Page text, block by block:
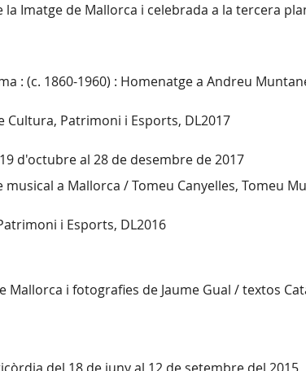
Imatge de Mallorca i celebrada a la tercera
: (c. 1860-1960) : Homenatge a Andreu
Cultura, Patrimoni i Esports, DL2017
d'octubre al 28 de desembre de 2017
a Mallorca / Tomeu Canyelles, Tomeu
i Esports, DL2016
i fotografies de Jaume Gual / textos